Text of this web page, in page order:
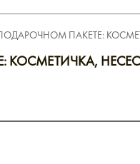
ПАКЕТЕ: